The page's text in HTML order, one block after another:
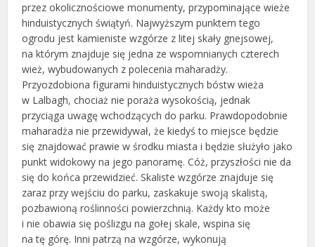
przez okolicznościowe monumenty, przypominające wieże
hinduistycznych świątyń. Najwyższym punktem tego
ogrodu jest kamieniste wzgórze z litej skały gnejsowej,
na którym znajduje się jedna ze wspomnianych czterech
wież, wybudowanych z polecenia maharadży.
Przyozdobiona figurami hinduistycznych bóstw wieża
w Lalbagh, chociaż nie poraża wysokością, jednak
przyciąga uwagę wchodzących do parku. Prawdopodobnie
maharadża nie przewidywał, że kiedyś to miejsce będzie
się znajdować prawie w środku miasta i będzie służyło jako
punkt widokowy na jego panoramę. Cóż, przyszłości nie da
się do końca przewidzieć. Skaliste wzgórze znajduje się
zaraz przy wejściu do parku, zaskakuje swoją skalistą,
pozbawioną roślinności powierzchnią. Każdy kto może
i nie obawia się poślizgu na gołej skale, wspina się
na tę górę. Inni patrzą na wzgórze, wykonują